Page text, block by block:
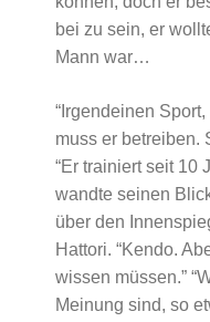
bei zu sein, er
Mann war…
“Irgendeinen
muss er
“Er trainiert seit 10
wandte seinen
über den
Hattori. “Kendo.
wissen müssen.”
Meinung sind, so